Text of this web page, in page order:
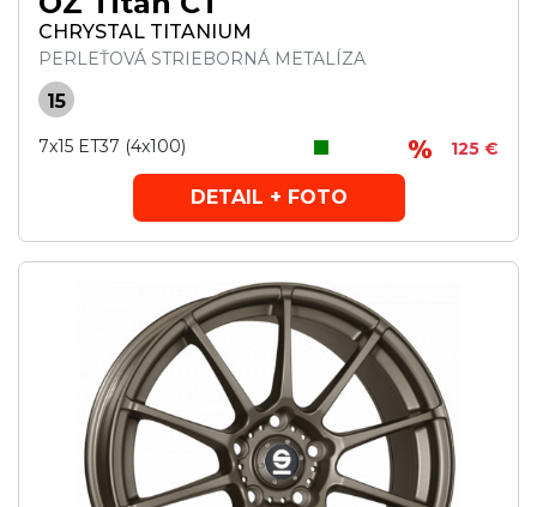
CHRYSTAL TITANIUM
PERLEŤOVÁ STRIEBORNÁ METALÍZA
15
7x15 ET37 (4x100) 125 €
DETAIL + FOTO